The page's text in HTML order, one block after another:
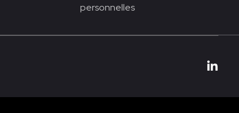
personnelles